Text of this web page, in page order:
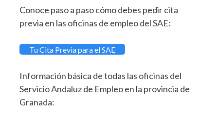
Conoce paso a paso cómo debes pedir cita
previa en las oficinas de empleo del SAE:
Tu Cita Previa para el SAE
Información básica de todas las oficinas del
Servicio Andaluz de Empleo en la provincia de
Granada: